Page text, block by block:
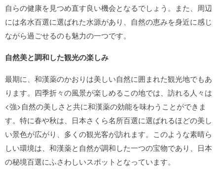
自らの健康を見つめ直す良い機会となるでしょう。また、周辺
には名水百選に選ばれた水源があり、自然の恵みを身近に感じ
ながら過ごせるのも魅力の一つです。
自然美と調和した観光の楽しみ
最期に、和漢薬のかおりは美しい自然に囲まれた観光地でもあ
ります。四季折々の風景が楽しめるこの地では、訪れる人々は
<強>自然の美しさと共に和漢薬の効能を味わうことができま
す。特に春や秋は、日本さくら名所百選に選ばれるほどの美し
い景色が広がり、多くの観光客が訪れます。このような素晴ら
しい環境は、和漢薬と自然が調和した一つの宝物であり、日本
の秘境百選にふさわしいスポットとなっています。